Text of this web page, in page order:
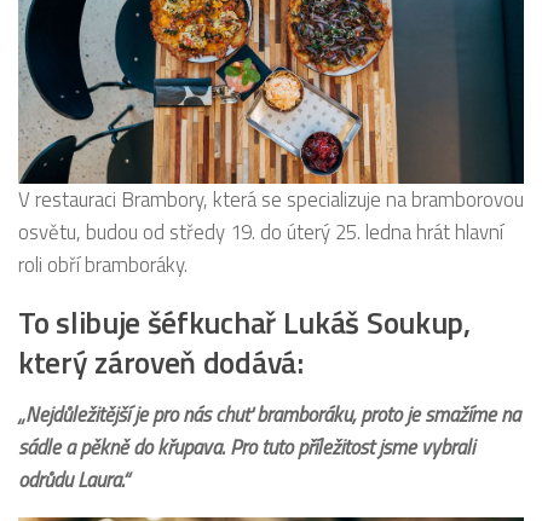
V restauraci Brambory, která se specializuje na bramborovou
osvětu, budou od středy 19. do úterý 25. ledna hrát hlavní
roli obří bramboráky.
To slibuje šéfkuchař Lukáš Soukup,
který zároveň dodává:
„Nejdůležitější je pro nás chuť bramboráku, proto je smažíme na
sádle a pěkně do křupava. Pro tuto příležitost jsme vybrali
odrůdu Laura.“